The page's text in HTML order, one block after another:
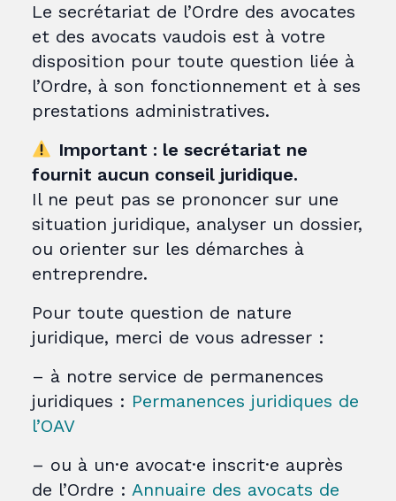
Le secrétariat de l’Ordre des avocates
et des avocats vaudois est à votre
disposition pour toute question liée à
l’Ordre, à son fonctionnement et à ses
prestations administratives.
Important : le secrétariat ne
fournit aucun conseil juridique.
Il ne peut pas se prononcer sur une
situation juridique, analyser un dossier,
ou orienter sur les démarches à
entreprendre.
Pour toute question de nature
juridique, merci de vous adresser :
– à notre service de permanences
juridiques : Permanences juridiques de
l’OAV
– ou à un·e avocat·e inscrit·e auprès
de l’Ordre : Annuaire des avocats de